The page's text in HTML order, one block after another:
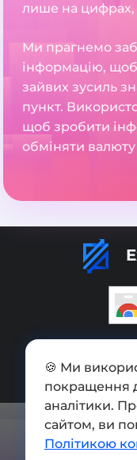
лише на цифрах,
Ми прагнемо
інформацію,
зайвих зусиль
пункт.
щоб зробити
обміняти
🍪 Ми
покращення
аналітики.
сайтом, ви
Політикою